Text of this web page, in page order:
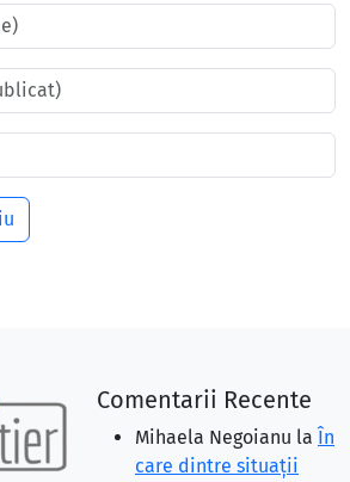
Comentarii Recente
Mihaela Negoianu la În
care dintre situaţii